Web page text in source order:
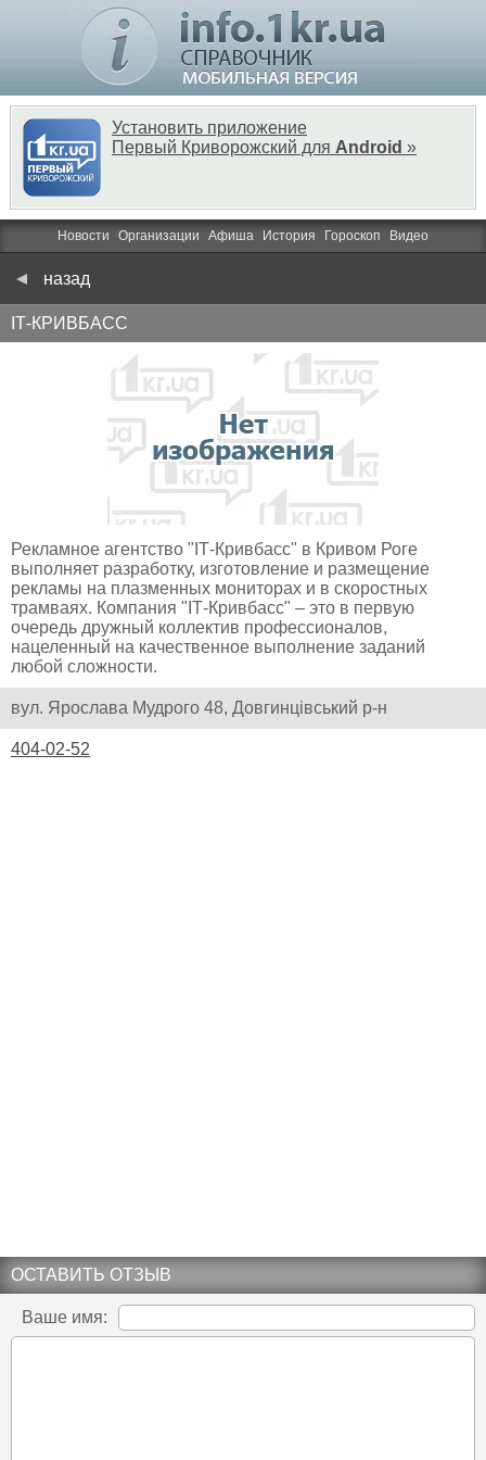
Установить приложение
Первый Криворожский для Android »
Новости Организации Афиша История Гороскоп Видео
назад
ІТ-КРИВБАСС
Рекламное агентство "ІТ-Кривбасс" в Кривом Роге
выполняет разработку, изготовление и размещение
рекламы на плазменных мониторах и в скоростных
трамваях. Компания "ІТ-Кривбасс" – это в первую
очередь дружный коллектив профессионалов,
нацеленный на качественное выполнение заданий
любой сложности.
вул. Ярослава Мудрого 48, Довгинцівський р-н
404-02-52
ОСТАВИТЬ ОТЗЫВ
Ваше имя: